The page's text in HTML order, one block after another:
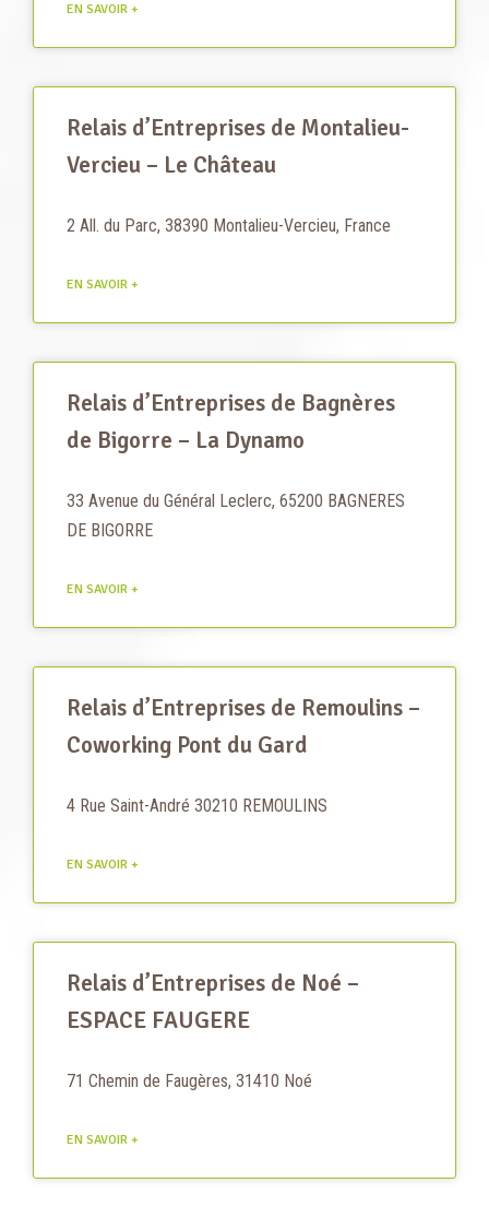
EN SAVOIR +
Relais d’Entreprises de Montalieu-
Vercieu – Le Château
2 All. du Parc, 38390 Montalieu-Vercieu, France
EN SAVOIR +
Relais d’Entreprises de Bagnères
de Bigorre – La Dynamo
33 Avenue du Général Leclerc, 65200 BAGNERES
DE BIGORRE
EN SAVOIR +
Relais d’Entreprises de Remoulins –
Coworking Pont du Gard
4 Rue Saint-André 30210 REMOULINS
EN SAVOIR +
Relais d’Entreprises de Noé –
ESPACE FAUGERE
71 Chemin de Faugères, 31410 Noé
EN SAVOIR +